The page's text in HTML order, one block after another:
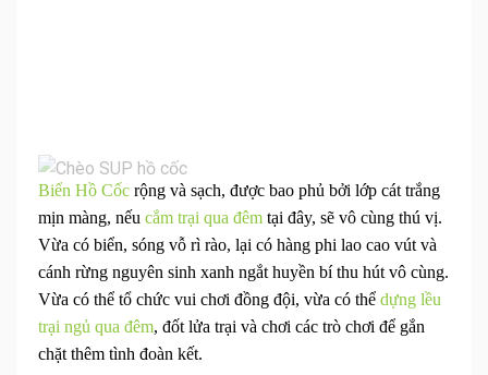
Biển Hồ Cốc rộng và sạch, được bao phủ bởi lớp cát trắng
mịn màng, nếu cắm trại qua đêm tại đây, sẽ vô cùng thú vị.
Vừa có biển, sóng vỗ rì rào, lại có hàng phi lao cao vút và
cánh rừng nguyên sinh xanh ngắt huyền bí thu hút vô cùng.
Vừa có thể tổ chức vui chơi đồng đội, vừa có thể dựng lều
trại ngủ qua đêm, đốt lửa trại và chơi các trò chơi để gắn
chặt thêm tình đoàn kết.